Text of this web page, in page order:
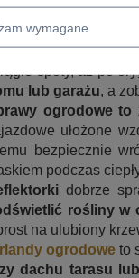
. Mogą być
je do
ogrodoweto
spoty, aż po
lub garażu, a
ogrodowe to
ułożone
bezpiecznie
podczas
dobrze
rośliny w
na ulubiony
ogrodowe to
dachu tarasu
wymagane